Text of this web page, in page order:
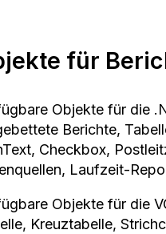
für
Objekte für die
Berichte,
Checkbox,
Laufzeit-
Objekte für die
Kreuztabelle,